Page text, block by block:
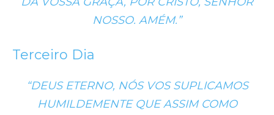
NOSSO. AMÉM.”
Terceiro Dia
“DEUS ETERNO, NÓS VOS SUPLICAMOS
HUMILDEMENTE QUE ASSIM COMO